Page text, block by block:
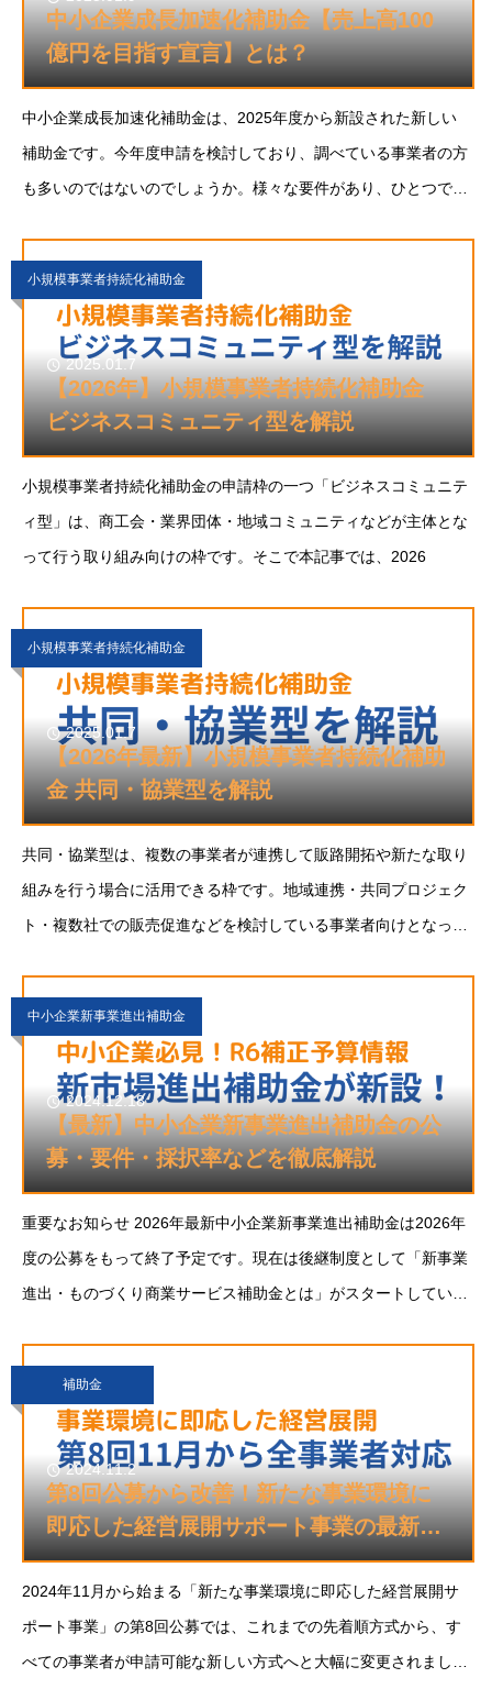
中小企業成長加速化補助金【売上高100
億円を目指す宣言】とは？
中小企業成長加速化補助金は、2025年度から新設された新しい
補助金です。今年度申請を検討しており、調べている事業者の方
も多いのではないのでしょうか。様々な要件があり、ひとつでも
を理解することはとても重要です。そこで
小規模事業者持続化補助金
2025.01.7
【2026年】小規模事業者持続化補助金
ビジネスコミュニティ型を解説
小規模事業者持続化補助金の申請枠の一つ「ビジネスコミュニテ
ィ型」は、商工会・業界団体・地域コミュニティなどが主体とな
って行う取り組み向けの枠です。そこで本記事では、2026
小規模事業者持続化補助金
2025.01.7
【2026年最新】小規模事業者持続化補助
金 共同・協業型を解説
共同・協業型は、複数の事業者が連携して販路開拓や新たな取り
組みを行う場合に活用できる枠です。地域連携・共同プロジェク
ト・複数社での販売促進などを検討している事業者向けとなって
中小企業新事業進出補助金
2024.12.18
【最新】中小企業新事業進出補助金の公
募・要件・採択率などを徹底解説
重要なお知らせ 2026年最新中小企業新事業進出補助金は2026年
度の公募をもって終了予定です。現在は後継制度として「新事業
進出・ものづくり商業サービス補助金とは」がスタートしていま
の後継制
補助金
2024.11.2
第8回公募から改善！新たな事業環境に
即応した経営展開サポート事業の最新情
報
2024年11月から始まる「新たな事業環境に即応した経営展開サ
ポート事業」の第8回公募では、これまでの先着順方式から、す
べての事業者が申請可能な新しい方式へと大幅に変更されまし